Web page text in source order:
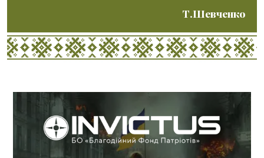
Т.Шевченко